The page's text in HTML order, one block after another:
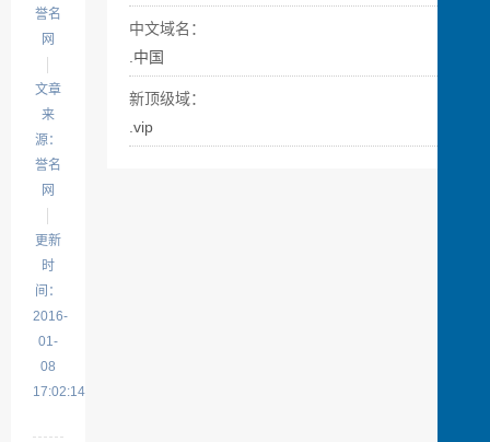
中文域名：
.中国
新顶级域：
.vip
誉名
网
文章
来
源：
誉名
网
更新
时
间：
2016-
01-
08
17:02:14